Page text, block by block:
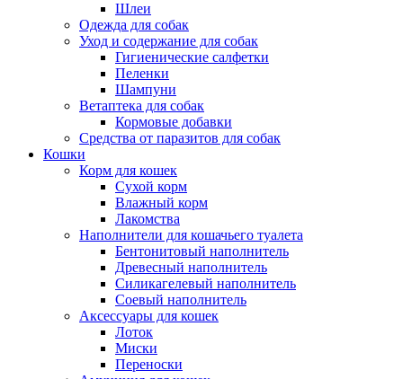
Шлеи
Одежда для собак
Уход и содержание для собак
Гигиенические салфетки
Пеленки
Шампуни
Ветаптека для собак
Кормовые добавки
Средства от паразитов для собак
Кошки
Корм для кошек
Сухой корм
Влажный корм
Лакомства
Наполнители для кошачьего туалета
Бентонитовый наполнитель
Древесный наполнитель
Силикагелевый наполнитель
Соевый наполнитель
Аксессуары для кошек
Лоток
Миски
Переноски